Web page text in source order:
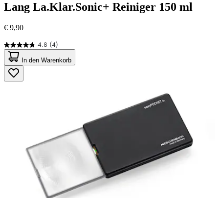
Lang La.Klar.Sonic+ Reiniger 150 ml
€ 9,90
4.8 (4)
4.8
von
5
Sternen.
4
In den Warenkorb